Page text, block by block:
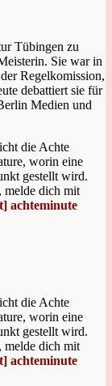
Tübingen zu
Sie war in
Regelkomission,
debattiert sie für
Medien und
die Achte
worin eine
gestellt wird.
melde dich mit
achteminute
die Achte
worin eine
gestellt wird.
melde dich mit
achteminute